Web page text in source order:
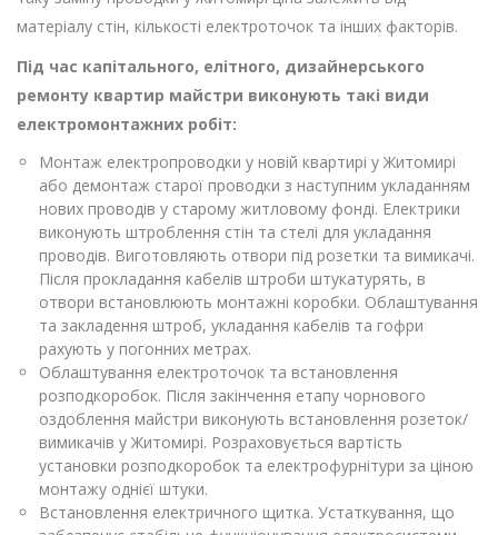
матеріалу стін, кількості електроточок та інших факторів.
Під час капітального, елітного, дизайнерського
ремонту квартир майстри виконують такі види
електромонтажних робіт:
Монтаж електропроводки у новій квартирі у Житомирі
або демонтаж старої проводки з наступним укладанням
нових проводів у старому житловому фонді. Електрики
виконують штроблення стін та стелі для укладання
проводів. Виготовляють отвори під розетки та вимикачі.
Після прокладання кабелів штроби штукатурять, в
отвори встановлюють монтажні коробки. Облаштування
та закладення штроб, укладання кабелів та гофри
рахують у погонних метрах.
Облаштування електроточок та встановлення
розподкоробок. Після закінчення етапу чорнового
оздоблення майстри виконують встановлення розеток/
вимикачів у Житомирі. Розраховується вартість
установки розподкоробок та електрофурнітури за ціною
монтажу однієї штуки.
Встановлення електричного щитка. Устаткування, що